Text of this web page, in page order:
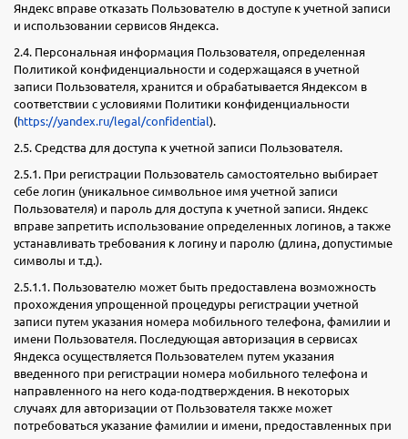
Яндекс вправе отказать Пользователю в доступе к учетной записи
и использовании сервисов Яндекса.
2.4. Персональная информация Пользователя, определенная
Политикой конфиденциальности и содержащаяся в учетной
записи Пользователя, хранится и обрабатывается Яндексом в
соответствии с условиями Политики конфиденциальности
(https://yandex.ru/legal/confidential).
2.5. Средства для доступа к учетной записи Пользователя.
2.5.1. При регистрации Пользователь самостоятельно выбирает
себе логин (уникальное символьное имя учетной записи
Пользователя) и пароль для доступа к учетной записи. Яндекс
вправе запретить использование определенных логинов, а также
устанавливать требования к логину и паролю (длина, допустимые
символы и т.д.).
2.5.1.1. Пользователю может быть предоставлена возможность
прохождения упрощенной процедуры регистрации учетной
записи путем указания номера мобильного телефона, фамилии и
имени Пользователя. Последующая авторизация в сервисах
Яндекса осуществляется Пользователем путем указания
введенного при регистрации номера мобильного телефона и
направленного на него кода-подтверждения. В некоторых
случаях для авторизации от Пользователя также может
потребоваться указание фамилии и имени, предоставленных при